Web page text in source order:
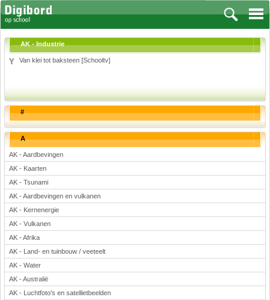
Vakken
Aardrijkskunde
Biologie
Engels
Frans, Duits, Chinees, Spaans
Geschiedenis
Handvaardigheid en Tekenen
Kunst en Cultuur
Levensbeschouwing
Lichamelijke opvoeding
Muziek
Natuurkunde
Nederlands
Rekenen
Scheikunde
AK - Industrie
Van klei tot baksteen [Schooltv]
#
A
AK - Aardbevingen
AK - Kaarten
AK - Tsunami
AK - Aardbevingen en vulkanen
AK - Kernenergie
AK - Vulkanen
AK - Afrika
AK - Land- en tuinbouw / veeteelt
AK - Water
AK - Australië
AK - Luchtfoto's en satellietbeelden